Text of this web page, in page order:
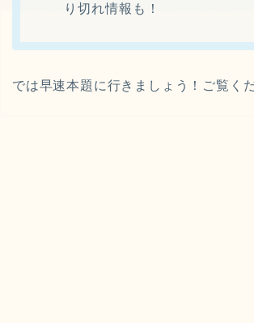
り切れ情報も！
では早速本題に行きましょう！ご覧く